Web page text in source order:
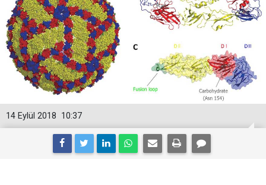
10:37
14 Eylül 2018